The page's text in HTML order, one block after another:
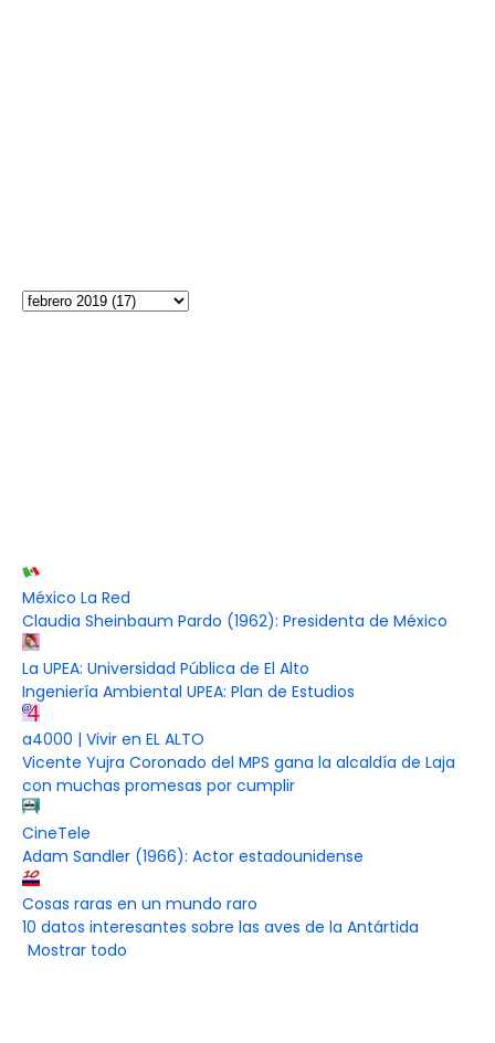
México La Red
Claudia Sheinbaum Pardo (1962): Presidenta de México
La UPEA: Universidad Pública de El Alto
Ingeniería Ambiental UPEA: Plan de Estudios
a4000 | Vivir en EL ALTO
Vicente Yujra Coronado del MPS gana la alcaldía de Laja
con muchas promesas por cumplir
CineTele
Adam Sandler (1966): Actor estadounidense
Cosas raras en un mundo raro
10 datos interesantes sobre las aves de la Antártida
Mostrar todo